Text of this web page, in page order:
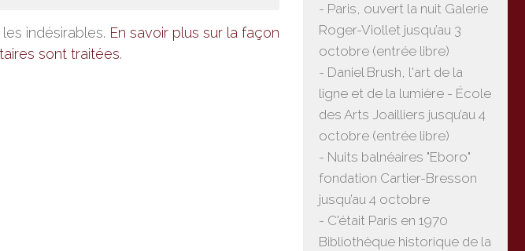
indésirables. En savoir plus sur la façon
sont traitées.
- Paris, ouvert la nuit Galerie
Roger-Viollet jusqu’au 3
octobre (entrée libre)
- Daniel Brush, l'art de la
ligne et de la lumière - École
des Arts Joailliers jusqu’au 4
octobre (entrée libre)
- Nuits balnéaires "Eboro"
fondation Cartier-Bresson
jusqu’au 4 octobre
- C'était Paris en 1970
Bibliothèque historique de la